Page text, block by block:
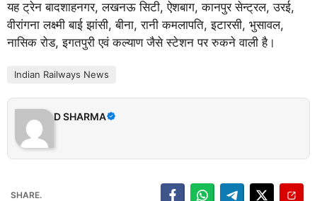
यह ट्रेन बादशाहनगर, लखनऊ सिटी, ऐशबाग, कानपुर सेन्ट्रल, उरई,
वीरांगना लक्ष्मी बाई झांसी, बीना, रानी कमलापति, इटारसी, भुसावल,
नासिक रोड, इगतपुरी एवं कल्याण जैसे स्टेशन पर रुकने वाली है।
Indian Railways News
D SHARMA
SHARE.